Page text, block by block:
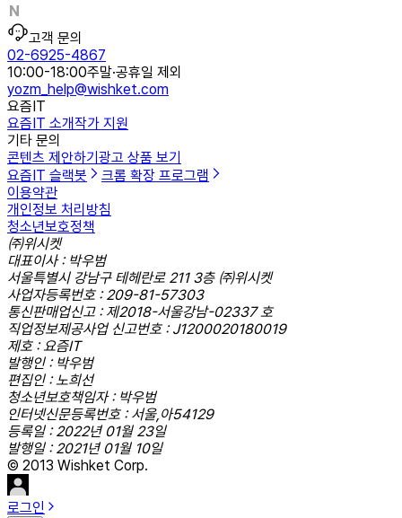
고객 문의
02-6925-4867
10:00-18:00주말·공휴일 제외
yozm_help@wishket.com
요즘IT
요즘IT 소개작가 지원
기타 문의
콘텐츠 제안하기 광고 상품 보기
요즘IT 슬랙봇
크롬 확장 프로그램
이용약관
개인정보 처리방침
청소년보호정책
㈜위시켓
대표이사 : 박우범
서울특별시 강남구 테헤란로 211 3층 ㈜위시켓
사업자등록번호 : 209-81-57303
통신판매업신고 : 제2018-서울강남-02337 호
직업정보제공사업 신고번호 : J1200020180019
제호 : 요즘IT
발행인 : 박우범
편집인 : 노희선
청소년보호책임자 : 박우범
인터넷신문등록번호 : 서울,아54129
등록일 : 2022년 01월 23일
발행일 : 2021년 01월 10일
© 2013 Wishket Corp.
로그인